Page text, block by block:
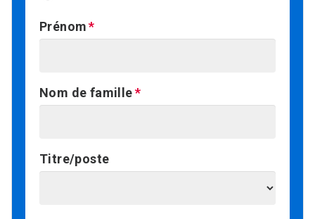
Prénom
Nom de famille
Titre/poste